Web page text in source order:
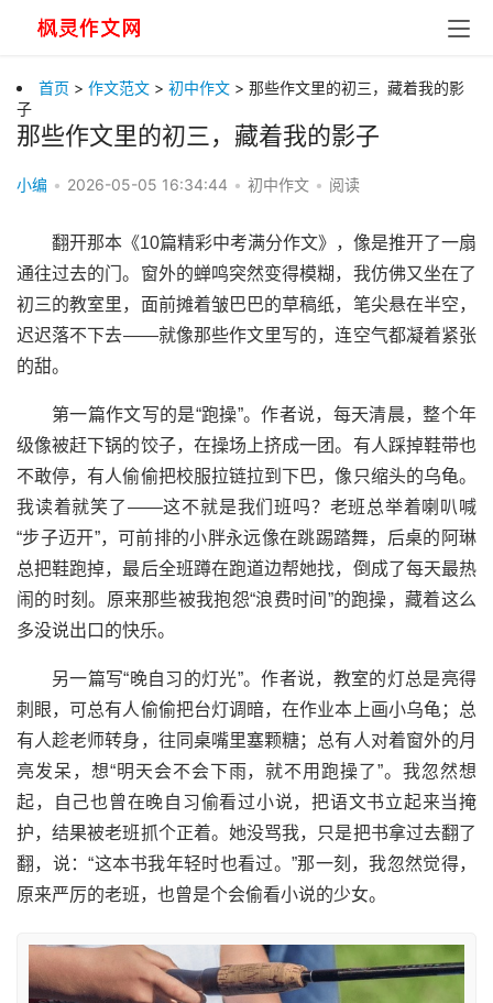
首页 > 作文范文 > 初中作文 > 那些作文里的初三，藏着我的影
子
那些作文里的初三，藏着我的影子
小编 • 2026-05-05 16:34:44 • 初中作文 • 阅读
翻开那本《10篇精彩中考满分作文》，像是推开了一扇
通往过去的门。窗外的蝉鸣突然变得模糊，我仿佛又坐在了
初三的教室里，面前摊着皱巴巴的草稿纸，笔尖悬在半空，
迟迟落不下去——就像那些作文里写的，连空气都凝着紧张
的甜。
第一篇作文写的是“跑操”。作者说，每天清晨，整个年
级像被赶下锅的饺子，在操场上挤成一团。有人踩掉鞋带也
不敢停，有人偷偷把校服拉链拉到下巴，像只缩头的乌龟。
我读着就笑了——这不就是我们班吗？老班总举着喇叭喊
“步子迈开”，可前排的小胖永远像在跳踢踏舞，后桌的阿琳
总把鞋跑掉，最后全班蹲在跑道边帮她找，倒成了每天最热
闹的时刻。原来那些被我抱怨“浪费时间”的跑操，藏着这么
多没说出口的快乐。
另一篇写“晚自习的灯光”。作者说，教室的灯总是亮得
刺眼，可总有人偷偷把台灯调暗，在作业本上画小乌龟；总
有人趁老师转身，往同桌嘴里塞颗糖；总有人对着窗外的月
亮发呆，想“明天会不会下雨，就不用跑操了”。我忽然想
起，自己也曾在晚自习偷看过小说，把语文书立起来当掩
护，结果被老班抓个正着。她没骂我，只是把书拿过去翻了
翻，说：“这本书我年轻时也看过。”那一刻，我忽然觉得，
原来严厉的老班，也曾是个会偷看小说的少女。